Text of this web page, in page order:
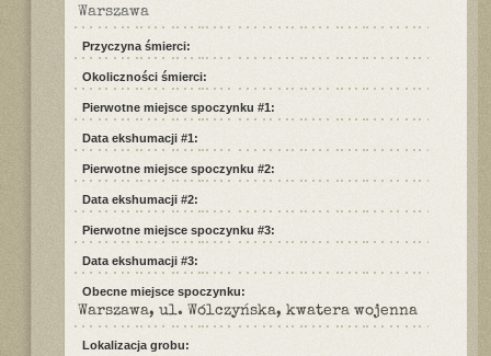
Warszawa
Przyczyna śmierci:
Okoliczności śmierci:
Pierwotne miejsce spoczynku #1:
Data ekshumacji #1:
Pierwotne miejsce spoczynku #2:
Data ekshumacji #2:
Pierwotne miejsce spoczynku #3:
Data ekshumacji #3:
Obecne miejsce spoczynku:
Warszawa, ul. Wólczyńska, kwatera wojenna
Lokalizacja grobu: